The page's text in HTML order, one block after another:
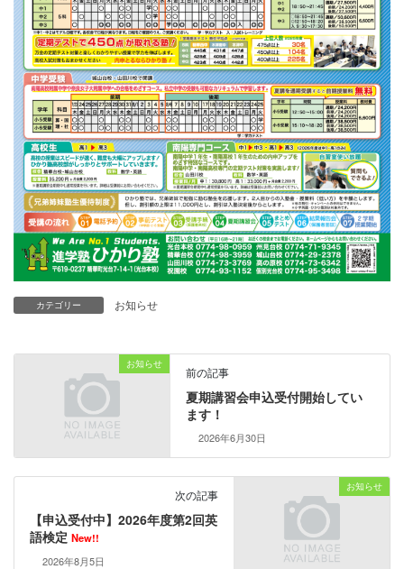
カテゴリー お知らせ
お知らせ
前の記事
夏期講習会申込受付開始してい
ます！
2026年6月30日
お知らせ
次の記事
【申込受付中】2026年度第2回英
語検定 New!!
2026年8月5日